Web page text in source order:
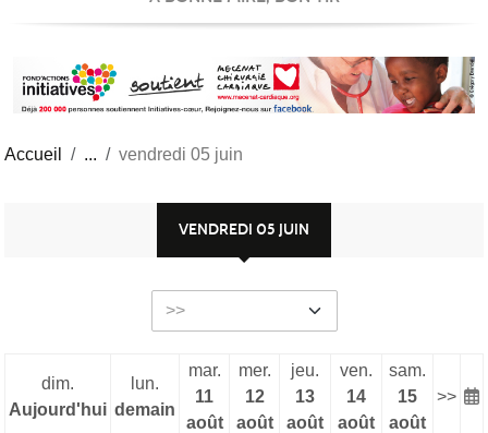
Accueil vendredi 05 juin
VENDREDI 05 JUIN
dim.
Aujourd'hui
lun.
demain
mar.
11
août
mer.
12
août
jeu.
13
août
ven.
14
août
sam.
15
août
>>